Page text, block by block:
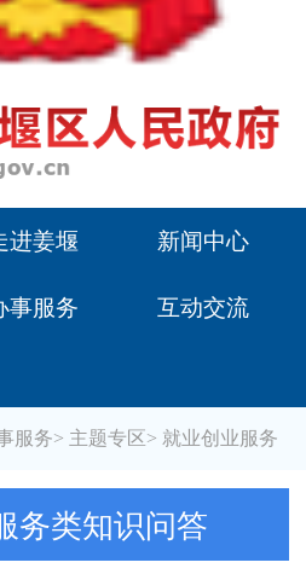
进姜堰 新闻中心
事服务 互动交流
服务> 主题专区> 就业创业服务
务类知识问答